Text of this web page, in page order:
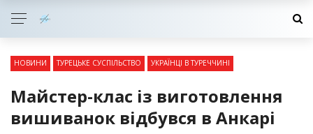
НОВИНИ ТУРЕЦЬКЕ СУСПІЛЬСТВО УКРАЇНЦІ В ТУРЕЧЧИНІ
Майстер-клас із виготовлення
вишиванок відбувся в Анкарі